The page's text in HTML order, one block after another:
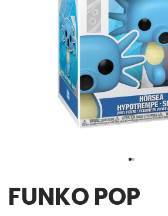
FUNKO POP